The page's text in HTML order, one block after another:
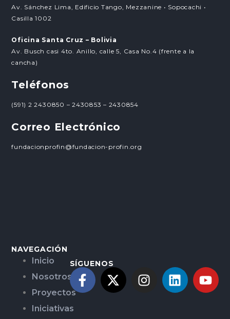
Av. Sánchez Lima, Edificio Tango, Mezzanine • Sopocachi •
Casilla 1002
Oficina Santa Cruz – Bolivia
Av. Busch casi 4to. Anillo, calle 5, Casa No.4 (frente a la
cancha)
Teléfonos
(591) 2 2430850 – 2430853 – 2430854
Correo Electrónico
fundacionprofin@fundacion-profin.org
NAVEGACIÓN
Inicio
Nosotros
Proyectos
Iniciativas
SÍGUENOS